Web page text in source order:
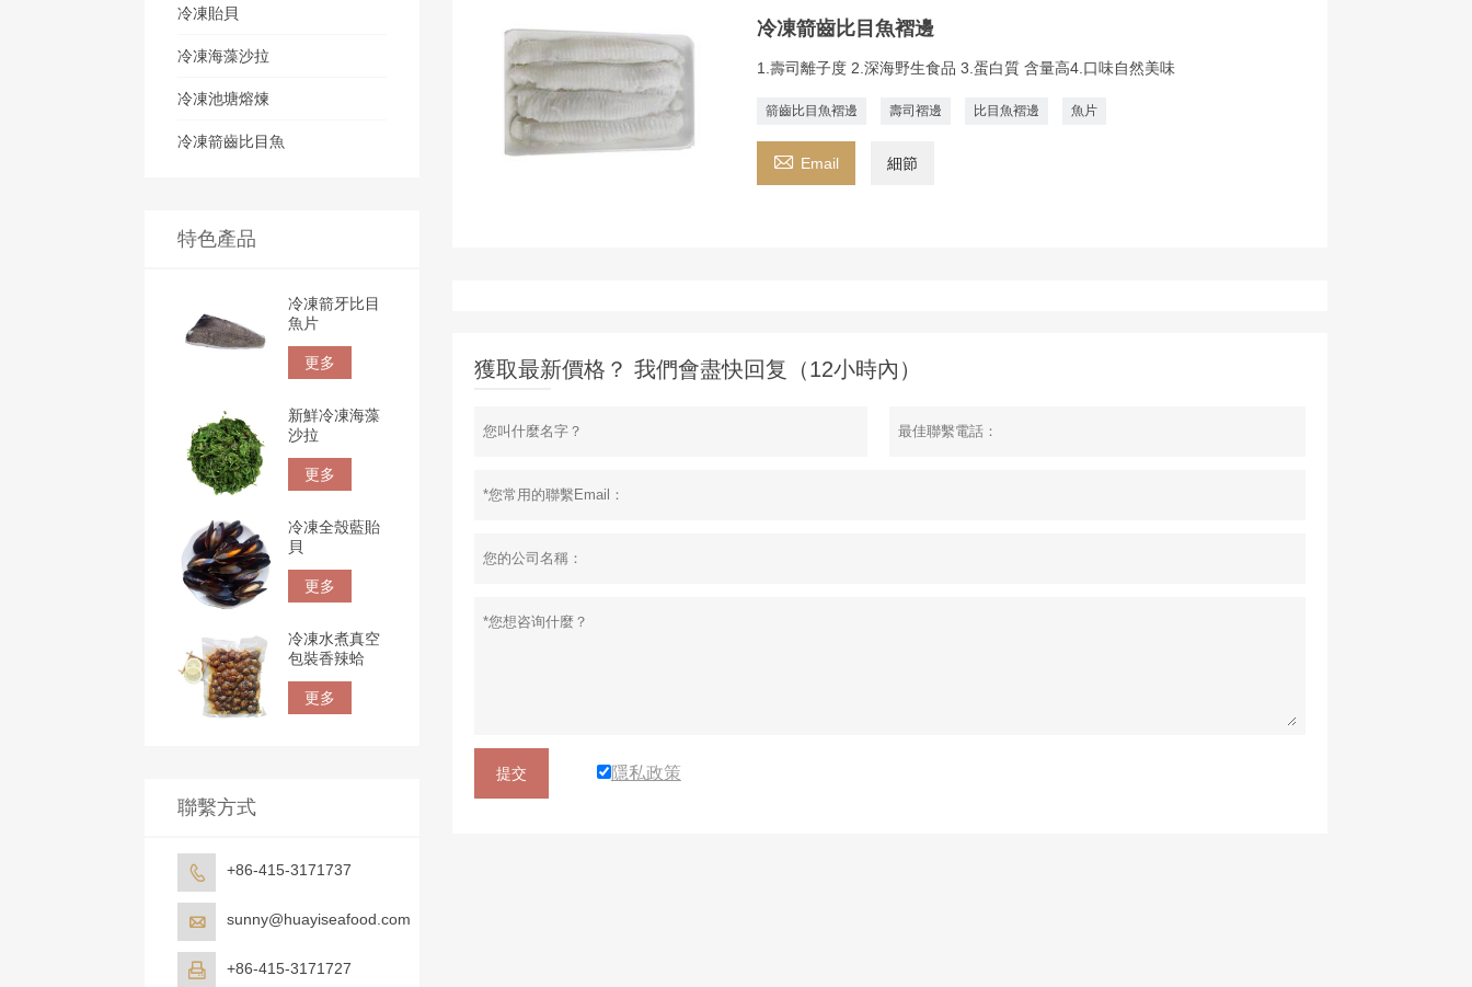
冷凍箭齒比目魚褶邊
1.壽司離子度 2.深海野生食品 3.蛋白質 含量高4.口味自然美味
箭齒比目魚褶邊 壽司褶邊 比目魚褶邊 魚片
 Email 細節
獲取最新價格？ 我們會盡快回复（12小時內）
提交 隱私政策
冷凍貽貝
冷凍海藻沙拉
冷凍池塘熔煉
冷凍箭齒比目魚
特色產品
冷凍箭牙比目
魚片
更多
新鮮冷凍海藻
沙拉
更多
冷凍全殼藍貽
貝
更多
冷凍水煮真空
包裝香辣蛤
更多
聯繫方式
 +86-415-3171737
 sunny@huayiseafood.com
 +86-415-3171727